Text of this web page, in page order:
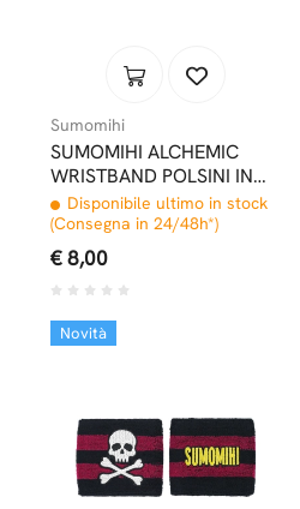
Sumomihi
SUMOMIHI ALCHEMIC
WRISTBAND POLSINI IN
SPUGNA
Disponibile ultimo in stock
(Consegna in 24/48h*)
€ 8,00
Novità